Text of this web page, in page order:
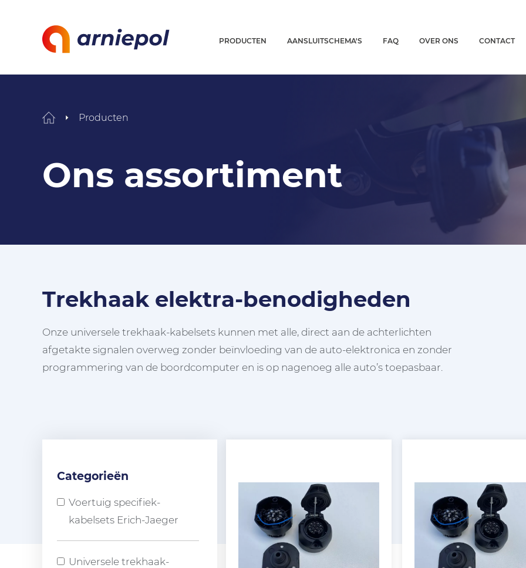
PRODUCTEN AANSLUITSCHEMA'S FAQ OVER ONS CONTACT
Producten
Ons assortiment
Trekhaak elektra-benodigheden
Onze universele trekhaak-kabelsets kunnen met alle, direct aan de achterlichten
afgetakte signalen overweg zonder beïnvloeding van de auto-elektronica en zonder
programmering van de boordcomputer en is op nagenoeg alle auto’s toepasbaar.
Categorieën
Voertuig specifiek-
kabelsets Erich-Jaeger
Universele trekhaak-